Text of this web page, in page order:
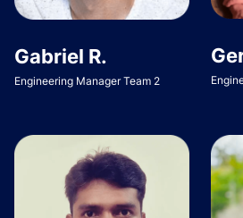
Gabriel R.
Engineering Manager Team 2